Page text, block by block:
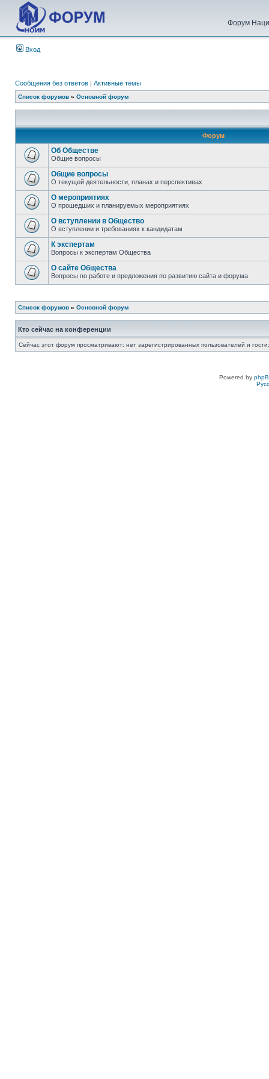
Форум
Вход
Сообщения без ответов | Активные темы
Список форумов » Основной форум
Форум
Об Обществе
Общие вопросы
Общие вопросы
О текущей деятельности, планах и перспективах
О мероприятиях
О прошедших и планируемых мероприятиях
О вступлении в Общество
О вступлении и требованиях к кандидатам
К экспертам
Вопросы к экспертам Общества
О сайте Общества
Вопросы по работе и предложения по развитию сайта и форума
Список форумов » Основной форум
Кто сейчас на конференции
Сейчас этот форум просматривают: нет зарегистрированных пользователей и
Powered by